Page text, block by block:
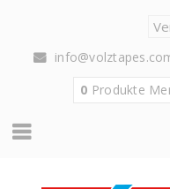
0 Produkte